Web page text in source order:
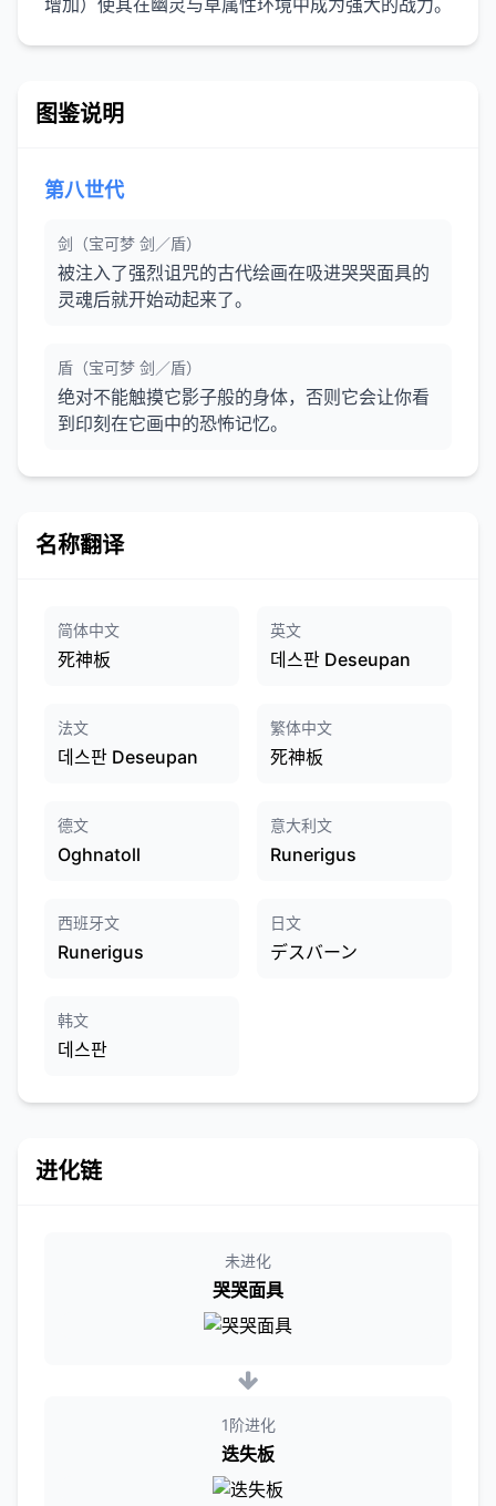
增加）使其在幽灵与草属性环境中成为强大的战力。
图鉴说明
第八世代
剑（宝可梦 剑／盾）
被注入了强烈诅咒的古代绘画在吸进哭哭面具的
灵魂后就开始动起来了。
盾（宝可梦 剑／盾）
绝对不能触摸它影子般的身体，否则它会让你看
到印刻在它画中的恐怖记忆。
名称翻译
简体中文
死神板
英文
데스판 Deseupan
法文
데스판 Deseupan
繁体中文
死神板
德文
Oghnatoll
意大利文
Runerigus
西班牙文
Runerigus
日文
デスバーン
韩文
데스판
进化链
未进化
哭哭面具
1阶进化
迭失板